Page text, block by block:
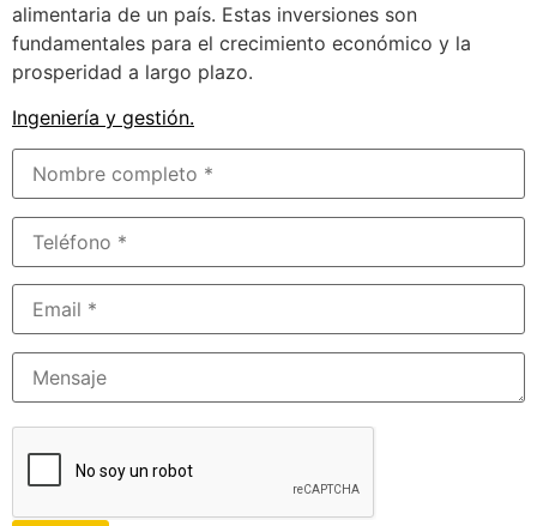
alimentaria de un país. Estas inversiones son
fundamentales para el crecimiento económico y la
prosperidad a largo plazo.
Ingeniería y gestión.